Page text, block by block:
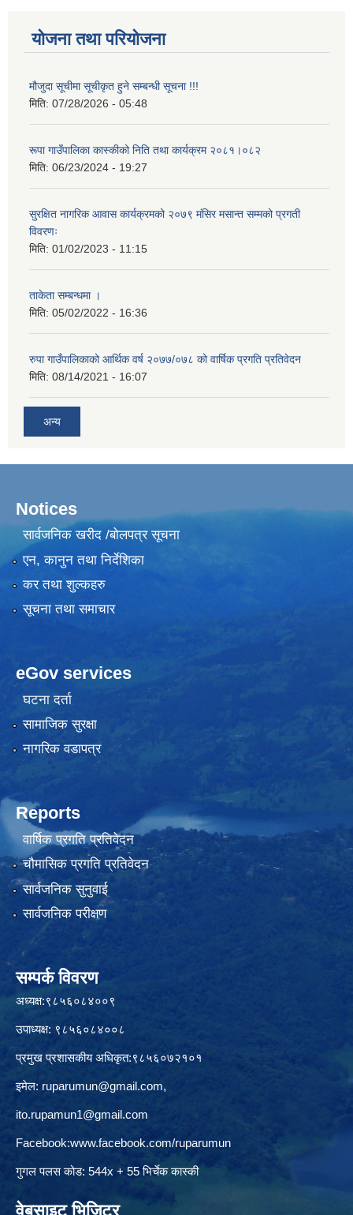
योजना तथा परियोजना
मौजुदा सूचीमा सूचीकृत हुने सम्बन्धी सूचना !!!
मिति: 07/28/2026 - 05:48
रूपा गाउँपालिका कास्कीको निति तथा कार्यक्रम २०८१।०८२
मिति: 06/23/2024 - 19:27
सुरक्षित नागरिक आवास कार्यक्रमको २०७९ मंसिर मसान्त सम्मको प्रगती
विवरणः
मिति: 01/02/2023 - 11:15
ताकेता सम्बन्धमा ।
मिति: 05/02/2022 - 16:36
रुपा गाउँपालिकाको आर्थिक वर्ष २०७७/०७८ को वार्षिक प्रगति प्रतिवेदन
मिति: 08/14/2021 - 16:07
अन्य
Notices
सार्वजनिक खरीद /बोलपत्र सूचना
एन, कानुन तथा निर्देशिका
कर तथा शुल्कहरु
सूचना तथा समाचार
eGov services
घटना दर्ता
सामाजिक सुरक्षा
नागरिक वडापत्र
Reports
वार्षिक प्रगति प्रतिवेदन
चौमासिक प्रगति प्रतिवेदन
सार्वजनिक सुनुवाई
सार्वजनिक परीक्षण
सम्पर्क विवरण
अध्यक्ष:९८५६०८४००९
उपाध्यक्ष: ९८५६०८४००८
प्रमुख प्रशासकीय अधिकृत:९८५६०७२१०१
इमेल: ruparumun@gmail.com,
ito.rupamun1@gmail.com
Facebook:www.facebook.com/ruparumun
गुगल पलस कोड: 544x + 55 भिर्चेक कास्की
वेबसाइट भिजिटर